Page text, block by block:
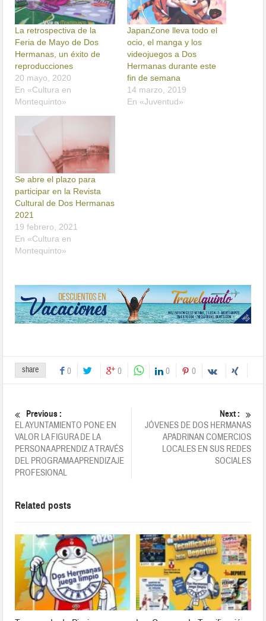
La retrospectiva de la
Feria de Mayo de Dos
Hermanas, un éxito de
reproducciones
20 mayo, 2020
En «Cultura en
Montequinto»
JapanZone lleva todo el
ocio, el manga y los
videojuegos a Dos
Hermanas durante este
fin de semana
14 marzo, 2019
En «Juventud»
Se abre el plazo para
participar en la Revista
Cultural de Dos Hermanas
2021
19 febrero, 2021
En «Cultura en
Montequinto»
share 0 0 0 0
Previous :
EL AYUNTAMIENTO PONE EN
VALOR LA FIGURA DE LA
PERSONA APRENDIZ A TRAVÉS
DEL PROGRAMA APRENDIZAJE
PROFESIONAL
Next :
JÓVENES DE DOS HERMANAS
APADRINAN COMERCIOS
LOCALES EN SUS REDES
SOCIALES
Related posts